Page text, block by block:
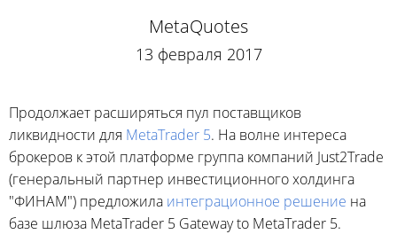
MetaQuotes
13 февраля 2017
Продолжает расширяться пул поставщиков
ликвидности для MetaTrader 5. На волне интереса
брокеров к этой платформе группа компаний Just2Trade
(генеральный партнер инвестиционного холдинга
"ФИНАМ") предложила интеграционное решение на
базе шлюза MetaTrader 5 Gateway to MetaTrader 5.